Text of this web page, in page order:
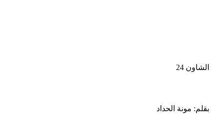
الشاون 24
بقلم: مونة الحداد